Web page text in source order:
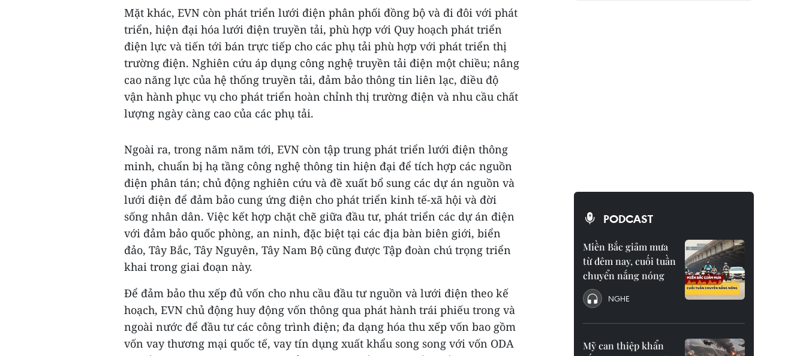
Mặt khác, EVN còn phát triển lưới điện phân phối đồng bộ và đi đôi với phát
triển, hiện đại hóa lưới điện truyền tải, phù hợp với Quy hoạch phát triển
điện lực và tiến tới bán trực tiếp cho các phụ tải phù hợp với phát triển thị
trường điện. Nghiên cứu áp dụng công nghệ truyền tải điện một chiều; nâng
cao năng lực của hệ thống truyền tải, đảm bảo thông tin liên lạc, điều độ
vận hành phục vụ cho phát triển hoàn chỉnh thị trường điện và nhu cầu chất
lượng ngày càng cao của các phụ tải.
Ngoài ra, trong năm năm tới, EVN còn tập trung phát triển lưới điện thông
minh, chuẩn bị hạ tầng công nghệ thông tin hiện đại để tích hợp các nguồn
điện phân tán; chủ động nghiên cứu và đề xuất bổ sung các dự án nguồn và
lưới điện để đảm bảo cung ứng điện cho phát triển kinh tế-xã hội và đời
sống nhân dân. Việc kết hợp chặt chẽ giữa đầu tư, phát triển các dự án điện
với đảm bảo quốc phòng, an ninh, đặc biệt tại các địa bàn biên giới, biển
đảo, Tây Bắc, Tây Nguyên, Tây Nam Bộ cũng được Tập đoàn chú trọng triển
khai trong giai đoạn này.
Để đảm bảo thu xếp đủ vốn cho nhu cầu đầu tư nguồn và lưới điện theo kế
hoạch, EVN chủ động huy động vốn thông qua phát hành trái phiếu trong và
ngoài nước để đầu tư các công trình điện; đa dạng hóa thu xếp vốn bao gồm
vốn vay thương mại quốc tế, vay tín dụng xuất khẩu song song với vốn ODA
PODCAST
Miền Bắc giảm mưa
từ đêm nay, cuối tuần
chuyển nắng nóng
NGHE
Mỹ can thiệp khẩn